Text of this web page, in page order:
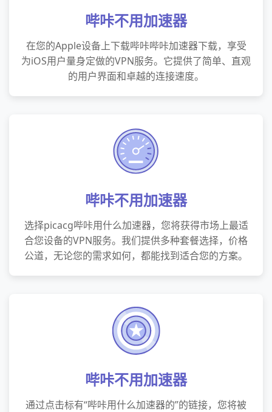
哔咔不用加速器
在您的Apple设备上下载哔咔哔咔加速器下载，享受
为iOS用户量身定做的VPN服务。它提供了简单、直观
的用户界面和卓越的连接速度。
哔咔不用加速器
选择picacg哔咔用什么加速器，您将获得市场上最适
合您设备的VPN服务。我们提供多种套餐选择，价格
公道，无论您的需求如何，都能找到适合您的方案。
哔咔不用加速器
通过点击标有“哔咔用什么加速器的”的链接，您将被